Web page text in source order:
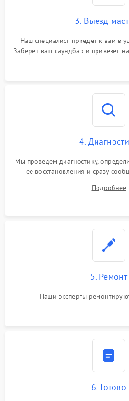
3. Выезд
Наш специалист приедет к вам в
Заберет ваш саундбар и привезет
4.
Мы проведем диагностику,
ее восстановления и сразу
Подробнее
5. Ремонт
Наши эксперты
6. Готово